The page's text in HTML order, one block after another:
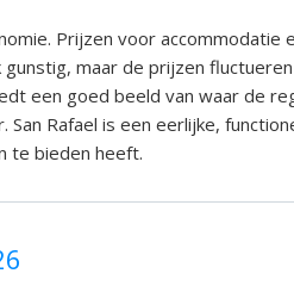
Prijzen voor accommodatie
maar de prijzen
een goed beeld van waar de
Rafael is een eerlijke,
te bieden heeft.